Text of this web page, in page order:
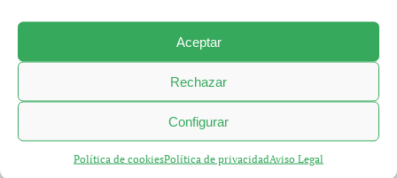
Aceptar
Rechazar
Configurar
Política de cookiesPolítica de privacidadAviso Legal